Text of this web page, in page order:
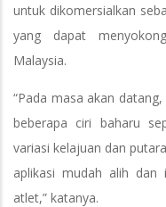
untuk dikomersialkan
yang dapat
Malaysia.
“Pada masa akan
beberapa ciri baharu
variasi kelajuan dan
aplikasi mudah alih dan
atlet,” katanya.